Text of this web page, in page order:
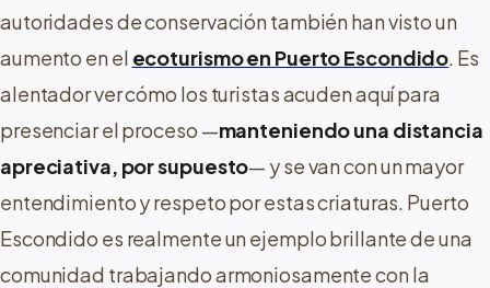
autoridades de conservación también han visto un
aumento en el ecoturismo en Puerto Escondido. Es
alentador ver cómo los turistas acuden aquí para
presenciar el proceso —manteniendo una distancia
apreciativa, por supuesto— y se van con un mayor
entendimiento y respeto por estas criaturas. Puerto
Escondido es realmente un ejemplo brillante de una
comunidad trabajando armoniosamente con la